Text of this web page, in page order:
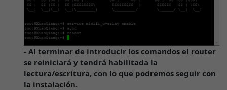
- Al terminar de introducir los comandos el router
se reiniciará y tendrá habilitada la
lectura/escritura, con lo que podremos seguir con
la instalación.